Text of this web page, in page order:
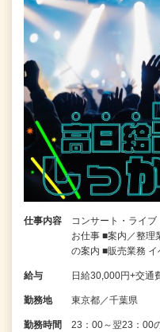
仕事内容
コンサート・ライ
お仕事 ■案内／整理
の案内 ■販売業務
給与 日給30,000円+交
勤務地 東京都／千葉県
勤務時間
23：00～翌23：00